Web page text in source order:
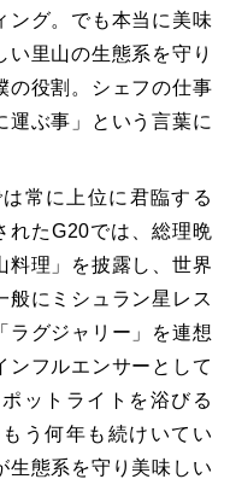
ング。でも本当に美味
い里山の生態系を守り
の役割。シェフの仕事
運ぶ事」という言葉に
常に上位に君臨する
れたG20では、総理晩
料理」を披露し、世界
般にミシュラン星レス
ラグジャリー」を連想
ンフルエンサーとして
ットライトを浴びる
う何年も続けいてい
生態系を守り美味しい